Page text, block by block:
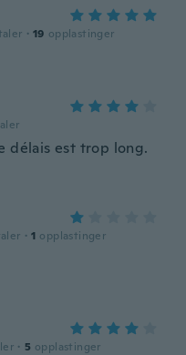
· 19 opplastinger
délais est trop long.
· 1 opplastinger
· 5 opplastinger